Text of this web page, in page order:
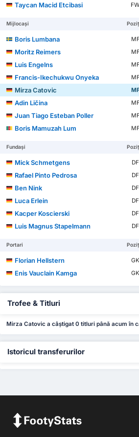
Taycan Macid Etcibasi
FW
Mijlocași
Boris Lumbana MF
Moritz Reimers
MF
Luis Engelns
MF
Francis-Ikechukwu Onyeka
MF
Mirza Catovic
Adin Ličina
MF
Juan Tiago Esteban Poller
MF
Boris Mamuzah Lum
MF
Fundași
Mick Schmetgens DF
Rafael Pinto Pedrosa
DF
Ben Nink
DF
Luca Erlein
DF
Kacper Koscierski
DF
Luis Magnus Stapelmann
DF
Portari
Florian Hellstern GK
Enis Vauclain Kamga
GK
Trofee & Titluri
Mirza Catovic a câștigat 0 titluri până acum în
Istoricul transferurilor